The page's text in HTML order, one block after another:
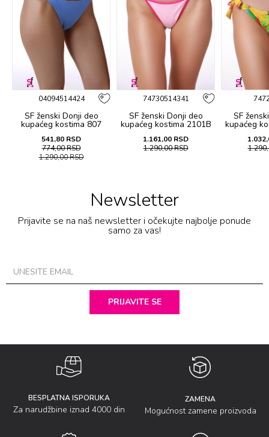
04094514424
SF ženski Donji deo
kupaćeg kostima 807
541,80 RSD
774,00RSD
1.290,00RSD
74730514341
SF ženski Donji deo
kupaćeg kostima 2101B
1.161,00 RSD
1.290,00RSD
SF
kupaćeg
Newsletter
Prijavite se na naš newsletter i očekujte najbolje ponude
samo za vas!
PRIJAVITE SE
BESPLATNA ISPORUKA
Za narudžbine iznad 4000 din
ZAMENA
Mogućnost zamene proizvoda